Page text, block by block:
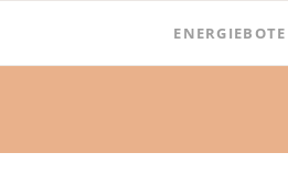
ENERGIEBOTE